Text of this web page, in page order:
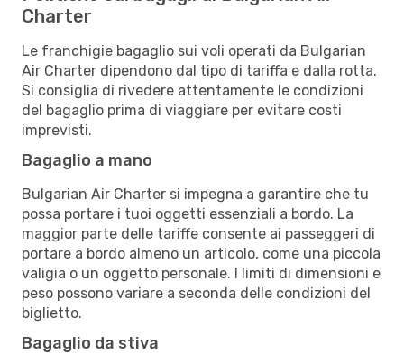
Charter
Le franchigie bagaglio sui voli operati da Bulgarian
Air Charter dipendono dal tipo di tariffa e dalla rotta.
Si consiglia di rivedere attentamente le condizioni
del bagaglio prima di viaggiare per evitare costi
imprevisti.
Bagaglio a mano
Bulgarian Air Charter si impegna a garantire che tu
possa portare i tuoi oggetti essenziali a bordo. La
maggior parte delle tariffe consente ai passeggeri di
portare a bordo almeno un articolo, come una piccola
valigia o un oggetto personale. I limiti di dimensioni e
peso possono variare a seconda delle condizioni del
biglietto.
Bagaglio da stiva